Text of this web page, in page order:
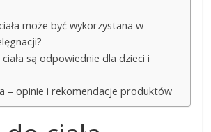
może być wykorzystana w
ciała są odpowiednie dla dzieci i
– opinie i rekomendacje produktów